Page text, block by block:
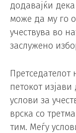
додавајќи
може да му го
учествува во
заслужено
петокот
услови за
врска со
тим. Меѓу